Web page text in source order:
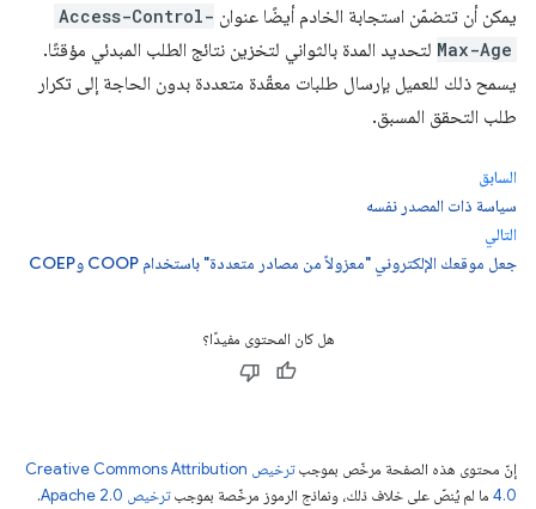
يمكن أن تتضمّن استجابة الخادم أيضًا عنوان Access-Control-
Max-Age لتحديد المدة بالثواني لتخزين نتائج الطلب المبدئي مؤقتًا.
يسمح ذلك للعميل بإرسال طلبات معقّدة متعددة بدون الحاجة إلى تكرار
طلب التحقق المسبق.
السابق
سياسة ذات المصدر نفسه
التالي
جعل موقعك الإلكتروني "معزولاً من مصادر متعددة" باستخدام COOP وCOEP
هل كان المحتوى مفيدًا؟
إنّ محتوى هذه الصفحة مرخّص بموجب
ترخيص Creative Commons Attribution
4.0‏ ما لم يُنصّ على خلاف ذلك، ونماذج الرموز مرخّصة بموجبترخيص Apache 2.0‏
.